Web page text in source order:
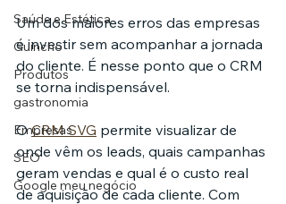
Saúde e Estética
Guincho
Produtos
gastronomia
Empresas
SEO
Google meu negócio
Um dos maiores erros das empresas
é investir sem acompanhar a jornada
do cliente. É nesse ponto que o CRM
se torna indispensável.
O CRM SVG permite visualizar de
onde vêm os leads, quais campanhas
geram vendas e qual é o custo real
de aquisição de cada cliente. Com